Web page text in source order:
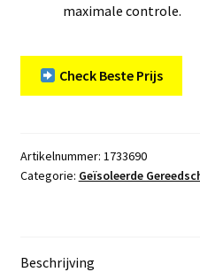
maximale controle.
Check Beste Prijs
Artikelnummer: 1733690
Categorie: Geïsoleerde
Beschrijving